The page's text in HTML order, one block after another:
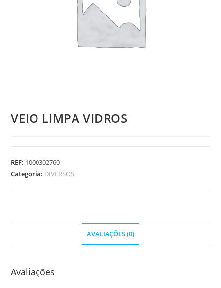
VEIO LIMPA VIDROS
REF: 1000302760
Categoria: DIVERSOS
AVALIAÇÕES (0)
Avaliações